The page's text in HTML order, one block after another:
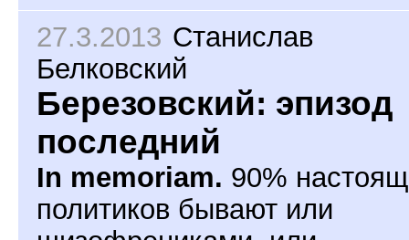
27.3.2013 Станислав
Белковский
Березовский: эпизод
последний
In memoriam. 90%
политиков бывают или